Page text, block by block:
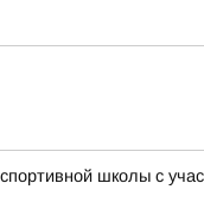
школы с